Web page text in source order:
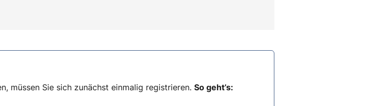
müssen Sie sich zunächst einmalig registrieren. So geht’s: